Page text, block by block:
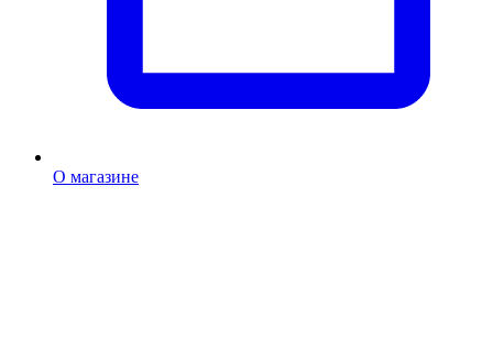
О магазине